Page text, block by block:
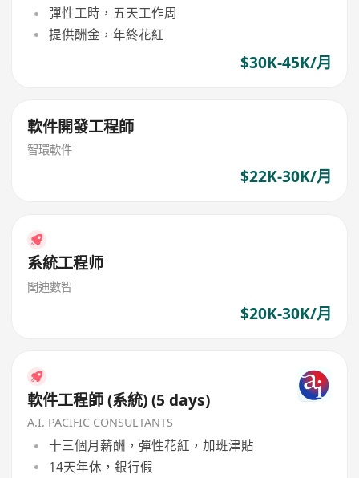
彈性工時，五天工作周
提供酬金，年終花紅
$30K-45K/月
軟件開發工程師
智環軟件
$22K-30K/月
系統工程师
閏迪數智
$20K-30K/月
軟件工程師 (系統) (5 days)
A.I. PACIFIC CONSULTANTS
十三個月薪酬，彈性花紅，加班津貼
14天年休，銀行假